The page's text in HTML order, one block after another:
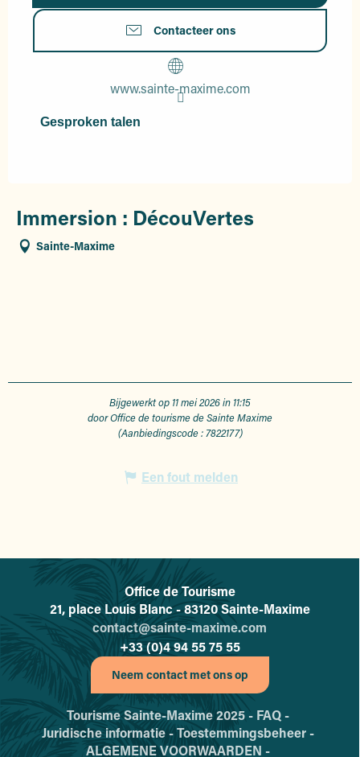
Contacteer ons
www.sainte-maxime.com
Gesproken talen
Gesproken talen
Immersion : DécouVertes
Sainte-Maxime
Bijgewerkt op 11 mei 2026 in 11:15
door Office de tourisme de Sainte Maxime
(Aanbiedingscode : 7822177)
Een fout melden
L'office de tourisme de Sainte-
Office de Tourisme
21, place Louis Blanc - 83120 Sainte-Maxime
contact@sainte-maxime.com
+33 (0)4 94 55 75 55
Neem contact met ons op
Tourisme Sainte-Maxime 2025 - FAQ -
Juridische informatie -Toestemmingsbeheer -
ALGEMENE VOORWAARDEN -